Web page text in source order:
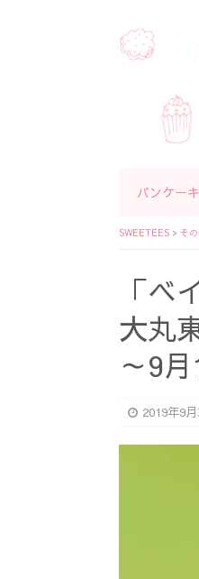
パンケーキ
SWEETEES > そ
「
大丸
～9
2019年9月